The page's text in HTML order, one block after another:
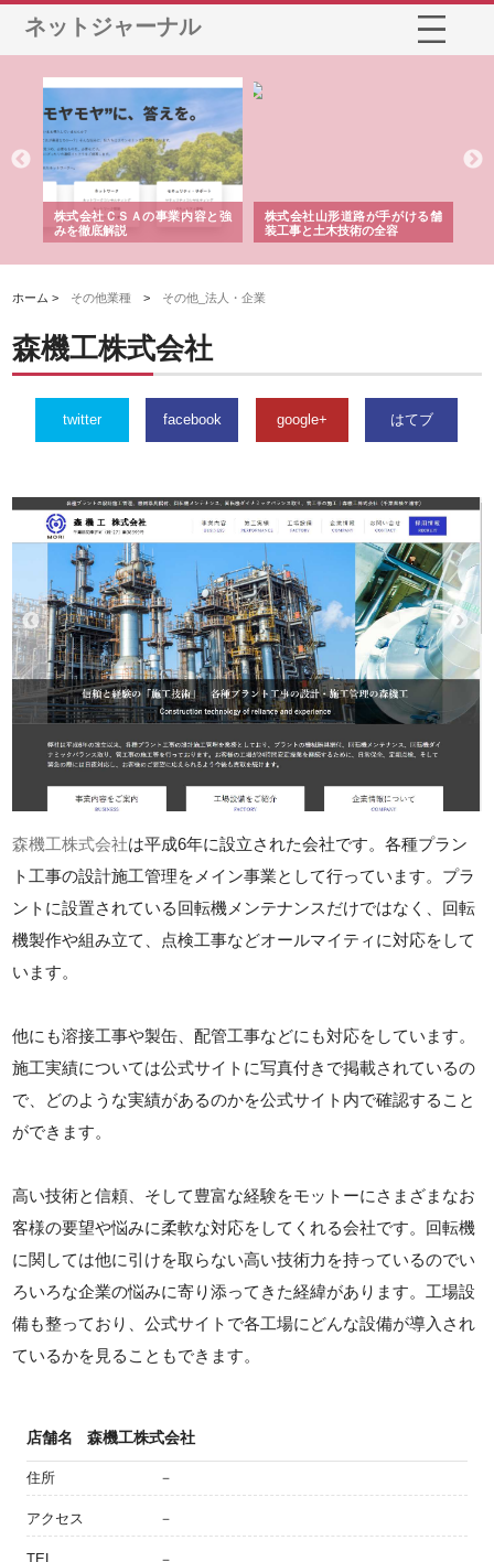
ネットジャーナル
式会社山形道路が手がける舗
工事と土木技術の全容
ホクシン設備株式会社が手がけ
る給排水空調消火設備工事の実
績と強み
株式会社東
入メリット
ホーム > その他業種 > その他_法人・企業
森機工株式会社
twitter facebook google+ はてブ
森機工株式会社は平成6年に設立された会社です。各種プラン
ト工事の設計施工管理をメイン事業として行っています。プラ
ントに設置されている回転機メンテナンスだけではなく、回転
機製作や組み立て、点検工事などオールマイティに対応をして
います。
他にも溶接工事や製缶、配管工事などにも対応をしています。
施工実績については公式サイトに写真付きで掲載されているの
で、どのような実績があるのかを公式サイト内で確認すること
ができます。
高い技術と信頼、そして豊富な経験をモットーにさまざまなお
客様の要望や悩みに柔軟な対応をしてくれる会社です。回転機
に関しては他に引けを取らない高い技術力を持っているのでい
ろいろな企業の悩みに寄り添ってきた経緯があります。工場設
備も整っており、公式サイトで各工場にどんな設備が導入され
ているかを見ることもできます。
店舗名 森機工株式会社
住所 －
アクセス －